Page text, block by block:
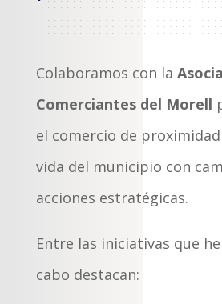
Colaboramos con la
Comerciantes del Morell
el comercio de
vida del municipio con
acciones estratégicas.
Entre las iniciativas que
cabo destacan: